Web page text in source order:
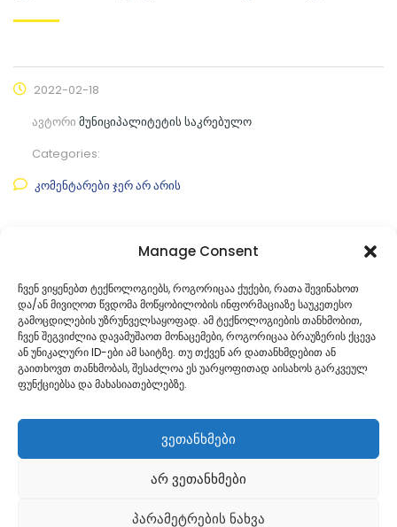
Manage Consent
ჩვენ ვიყენებთ ტექნოლოგიებს, როგორიცაა ქუქები, რათა შევინახოთ
და/ან მივიღოთ წვდომა მოწყობილობის ინფორმაციაზე საუკეთესო
გამოცდილების უზრუნველსაყოფად. ამ ტექნოლოგიების თანხმობით,
ჩვენ შეგვიძლია დავამუშაოთ მონაცემები, როგორიცაა ბრაუზერის ქცევა
ან უნიკალური ID-ები ამ საიტზე. თუ თქვენ არ დათანხმდებით ან
გაითხოვთ თანხმობას, შესაძლოა ეს უარყოფითად აისახოს გარკვეულ
ფუნქციებსა და მახასიათებლებზე.
ვეთანხმები
არ ვეთანხმები
პარამეტრების ნახვა
2022-02-18
ავტორი მუნიციპალიტეტის საკრებულო
Categories:
კომენტარები ჯერ არ არის
საკრებულოს თავმჯდომარის
ბრძანებები
ID:ბ49.49220491